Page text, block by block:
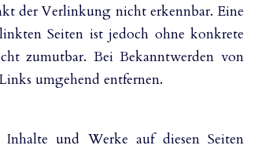
der Verlinkung nicht erkennbar. Eine
Seiten ist jedoch ohne konkrete
zumutbar. Bei Bekanntwerden von
umgehend entfernen.
und Werke auf diesen Seiten